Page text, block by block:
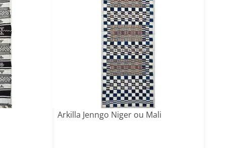
Arkilla Jenngo Niger ou Mali